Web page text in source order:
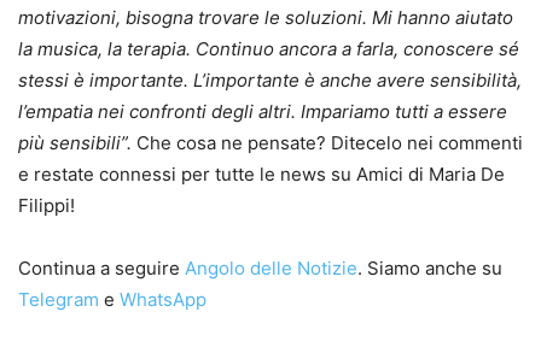
motivazioni, bisogna trovare le soluzioni. Mi hanno aiutato
la musica, la terapia. Continuo ancora a farla, conoscere sé
stessi è importante. L’importante è anche avere sensibilità,
l’empatia nei confronti degli altri. Impariamo tutti a essere
più sensibili”. Che cosa ne pensate? Ditecelo nei commenti
e restate connessi per tutte le news su Amici di Maria De
Filippi!
Continua a seguire Angolo delle Notizie. Siamo anche su
Telegram e WhatsApp